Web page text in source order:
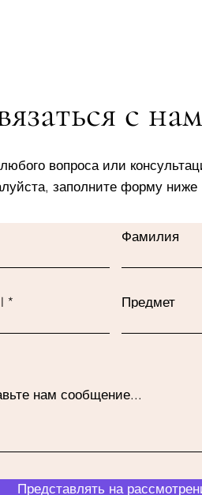
с
вопроса или
заполните форму ниже
Фамилия
Предмет
нам сообщение...
Представлять на